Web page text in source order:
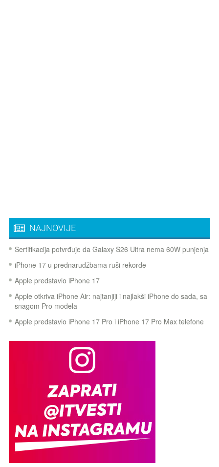
NAJNOVIJE
Sertifikacija potvrđuje da Galaxy S26 Ultra nema 60W punjenja
iPhone 17 u prednarudžbama ruši rekorde
Apple predstavio iPhone 17
Apple otkriva iPhone Air: najtanjiji i najlakši iPhone do sada, sa
snagom Pro modela
Apple predstavio iPhone 17 Pro i iPhone 17 Pro Max telefone